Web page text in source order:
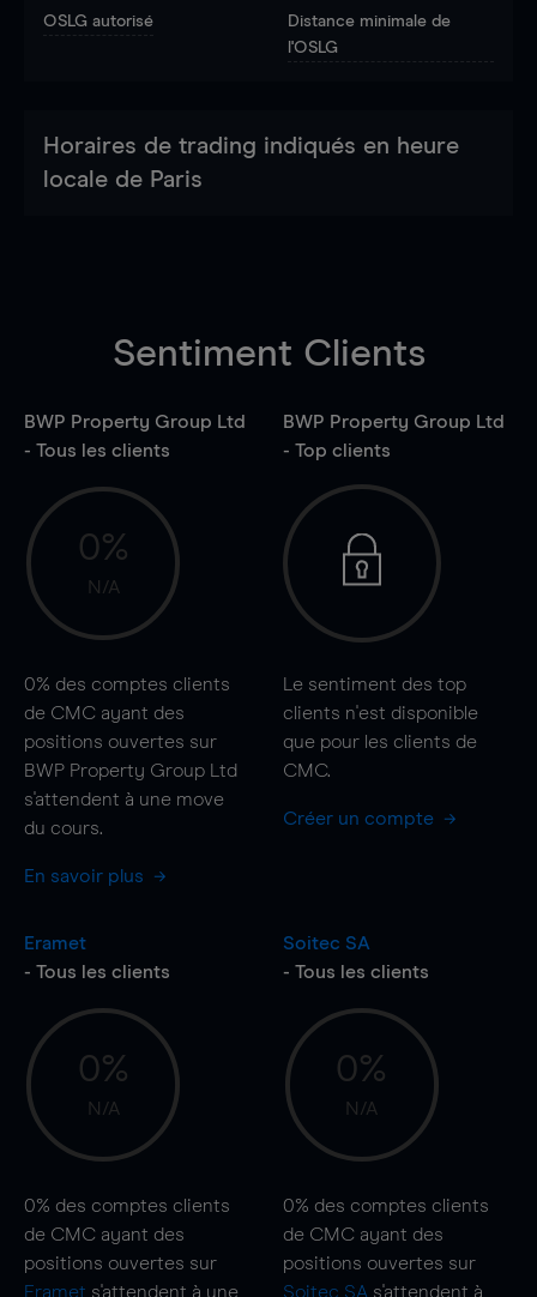
OSLG autorisé
Distance minimale de
l'OSLG
Horaires de trading indiqués en heure
locale de Paris
Sentiment Clients
BWP Property Group Ltd
- Tous les clients
0%
N/A
0% des comptes clients
de CMC ayant des
positions ouvertes sur
BWP Property Group Ltd
s'attendent à une move
du cours.
En savoir plus
BWP Property Group Ltd
- Top clients
Le sentiment des top
clients n'est disponible
que pour les clients de
CMC.
Créer un compte
Eramet
- Tous les clients
0%
N/A
0% des comptes clients
de CMC ayant des
positions ouvertes sur
Eramet s'attendent à une
Soitec SA
- Tous les clients
0%
N/A
0% des comptes clients
de CMC ayant des
positions ouvertes sur
Soitec SA s'attendent à